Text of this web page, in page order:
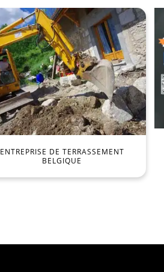
ENTREPRISE DE TERRASSEMENT
BELGIQUE